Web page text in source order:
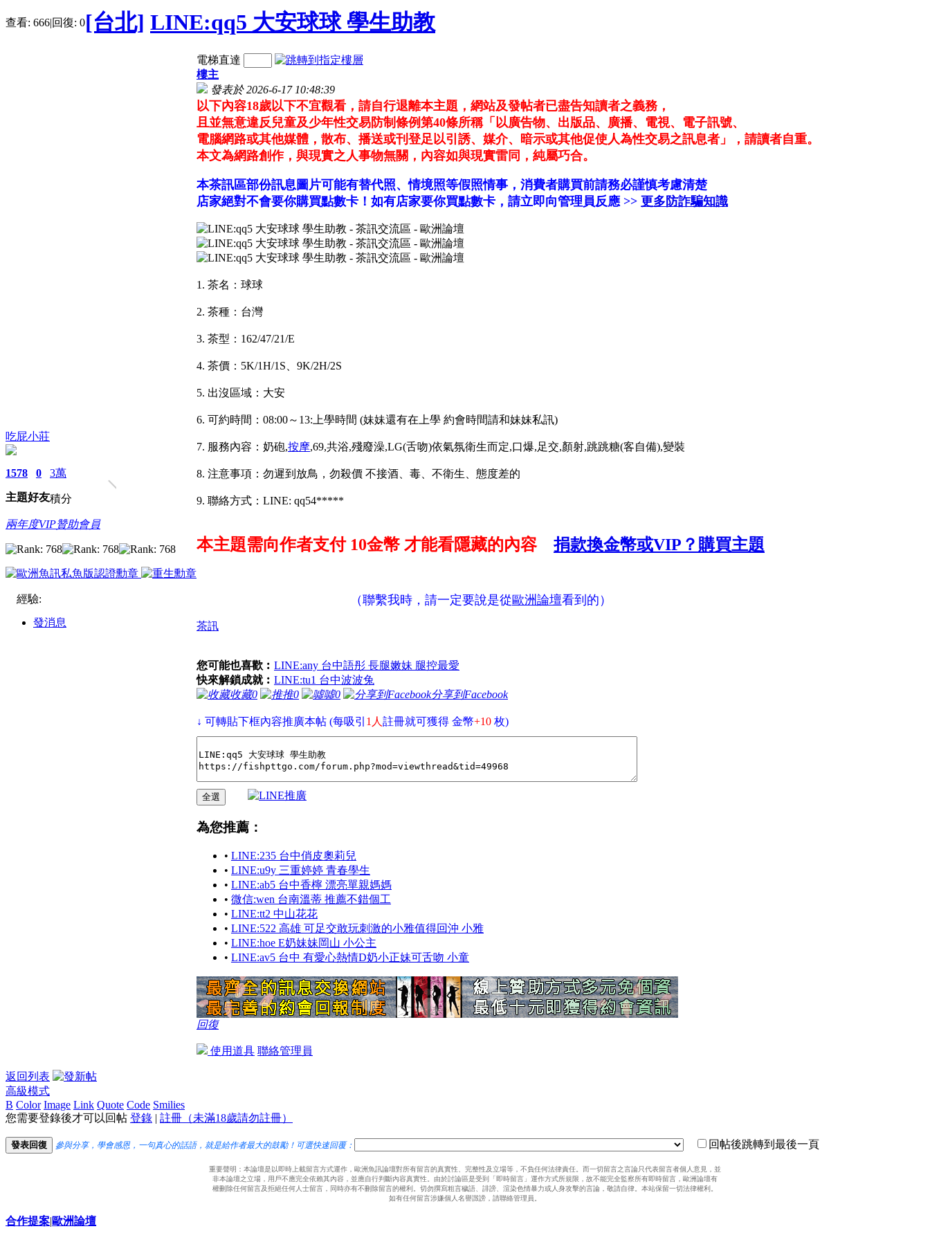
查看: 666|回復: 0[台北] LINE:qq5 大安球球 學生助教
吃屁小莊
1578
主題
0
好友
3萬
積分
兩年度VIP贊助會員
經驗:
發消息
電梯直達
樓主
發表於 2026-6-17 10:48:39
以下內容18歲以下不宜觀看，請自行退離本主題，網站及發帖者已盡告知讀者之義務，
且並無意違反兒童及少年性交易防制條例第40條所稱「以廣告物、出版品、廣播、電視、電子訊號、
電腦網路或其他媒體，散布、播送或刊登足以引誘、媒介、暗示或其他促使人為性交易之訊息者」，請讀者自重。
本文為網路創作，與現實之人事物無關，內容如與現實雷同，純屬巧合。
本茶訊區部份訊息圖片可能有替代照、情境照等假照情事，消費者購買前請務必謹慎考慮清楚
店家絕對不會要你購買點數卡！如有店家要你買點數卡，請立即向管理員反應 >> 更多防詐騙知識
1. 茶名：球球
2. 茶種：台灣
3. 茶型：162/47/21/E
4. 茶價：5K/1H/1S、9K/2H/2S
5. 出沒區域：大安
6. 可約時間：08:00～13:上學時間 (妹妹還有在上學 約會時間請和妹妹私訊)
7. 服務內容：奶砲,按摩,69,共浴,殘廢澡,LG(舌吻)依氣氛衛生而定,口爆,足交,顏射,跳跳糖(客自備),變裝
8. 注意事項：勿遲到放鳥，勿殺價 不接酒、毒、不衛生、態度差的
9. 聯絡方式：LINE: qq54*****
本主題需向作者支付 10金幣才能看隱藏的內容捐款換金幣或VIP？ 購買主題
（聯繫我時，請一定要說是從歐洲論壇看到的）
茶訊
您可能也喜歡︰ LINE:any 台中語彤 長腿嫩妹 腿控最愛
快來解鎖成就︰ LINE:tu1 台中波波兔
收藏0 推0 噓0 分享到Facebook
↓ 可轉貼下框內容推廣本帖 (每吸引 1人 註冊就可獲得 金幣+10 枚)
為您推薦：
• LINE:235 台中俏皮奧莉兒
• LINE:u9y 三重婷婷 青春學生
• LINE:ab5 台中香檸 漂亮單親媽媽
• 微信:wen 台南溫蒂 推薦不錯個工
• LINE:tt2 中山花花
• LINE:522 高雄 可足交敢玩刺激的小雅值得回沖 小雅
• LINE:hoe E奶妹妹岡山 小公主
• LINE:av5 台中 有愛心熱情D奶小正妹可舌吻 小童
回復
使用道具 聯絡管理員
返回列表
高級模式
B Color Image Link Quote Code Smilies
您需要登錄後才可以回帖 登錄 | 註冊（未滿18歲請勿註冊）
發表回復 參與分享，學會感恩，一句真心的話語，就是給作者最大的鼓勵！可選快速回覆： 回帖後跳轉到最後一頁
重要聲明：本論壇是以即時上載留言方式運作，歐洲魚訊論壇對所有留言的真實性、完整性及立場等，不負任何法律責任。而一切留言之言論只代表留言者個人意見，並
非本論壇之立場，用戶不應完全依賴其內容，並應自行判斷內容真實性。由於討論區是受到「即時留言」運作方式所規限，故不能完全監察所有即時留言，歐洲論壇有
權刪除任何留言及拒絕任何人士留言，同時亦有不刪除留言的權利。切勿撰寫粗言穢語、誹謗、渲染色情暴力或人身攻擊的言論，敬請自律。本站保留一切法律權利。
如有任何留言涉嫌個人名譽譭謗，請聯絡管理員。
合作提案|歐洲論壇